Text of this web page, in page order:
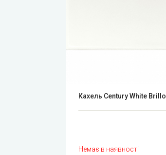
Кахель Century White Brillo
Немає в наявності